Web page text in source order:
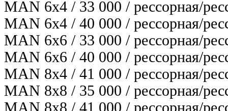
MAN 6х4 / 33 000 / рессорная/
MAN 6х4 / 40 000 / рессорная/
MAN 6х6 / 33 000 / рессорная/
MAN 6х6 / 40 000 / рессорная/
MAN 8х4 / 41 000 / рессорная/
MAN 8х8 / 35 000 / рессорная/
MAN 8х8 / 41 000 / рессорная/